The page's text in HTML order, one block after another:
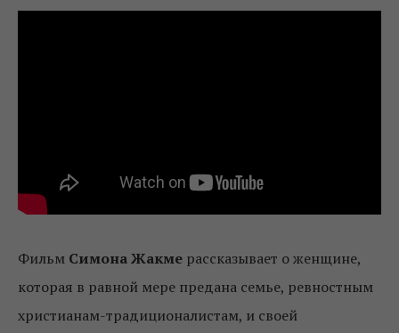
Фильм Симона Жакме рассказывает о женщине,
которая в равной мере предана семье, ревностным
христианам-традиционалистам, и своей